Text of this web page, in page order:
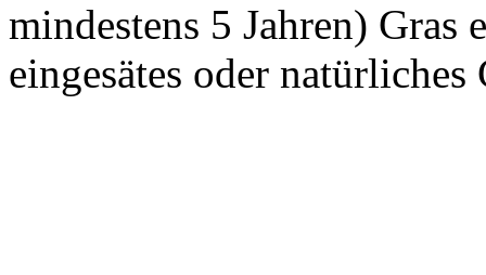
mindestens 5 Jahren)
eingesätes oder